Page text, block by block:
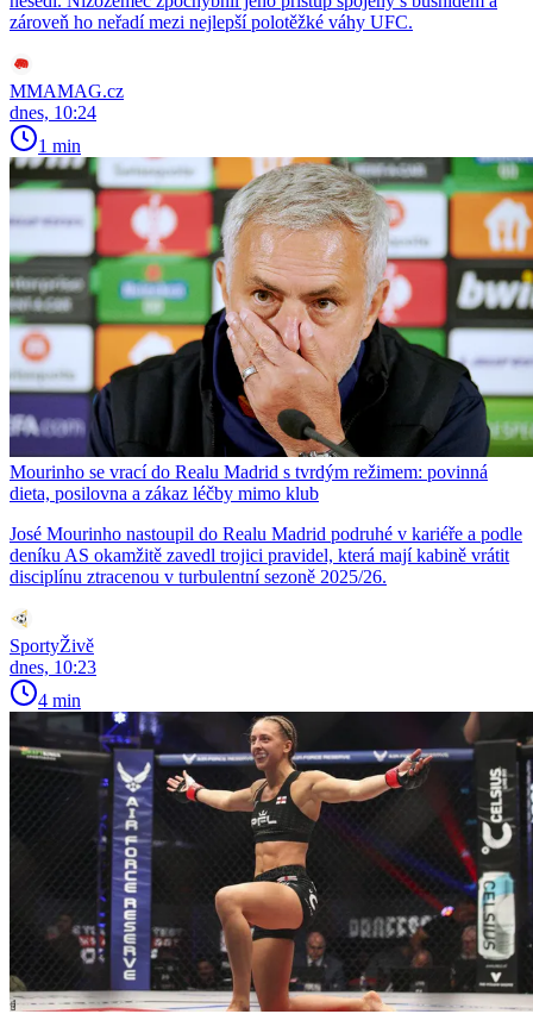
zároveň ho neřadí mezi nejlepší polotěžké váhy UFC.
MMAMAG.cz
dnes, 10:24
1 min
Mourinho se vrací do Realu Madrid s tvrdým režimem: povinná
dieta, posilovna a zákaz léčby mimo klub
José Mourinho nastoupil do Realu Madrid podruhé v kariéře a podle
deníku AS okamžitě zavedl trojici pravidel, která mají kabině vrátit
disciplínu ztracenou v turbulentní sezoně 2025/26.
SportyŽivě
dnes, 10:23
4 min